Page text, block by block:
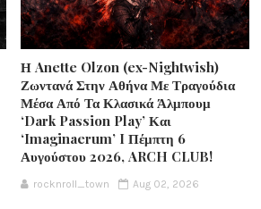
Η Anette Olzon (ex-Nightwish)
Ζωντανά Στην Αθήνα Με Τραγούδια
Μέσα Από Τα Κλασικά Άλμπουμ
‘Dark Passion Play’ Και
‘Imaginaerum’ I Πέμπτη 6
Αυγούστου 2026, ARCH CLUB!
rocknroll_town Aug 02, 2026